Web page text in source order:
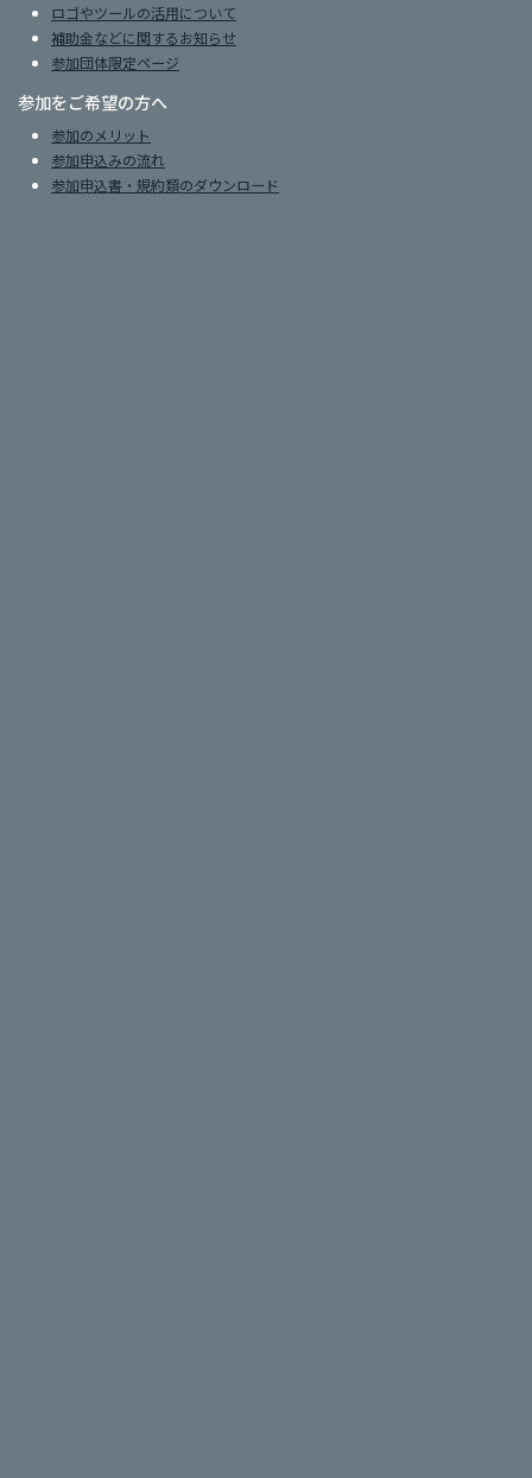
ロゴやツールの活用について
補助金などに関するお知らせ
参加団体限定ページ
参加をご希望の方へ
参加のメリット
参加申込みの流れ
参加申込書・規約類のダウンロード